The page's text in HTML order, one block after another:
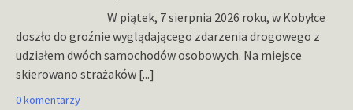
W piątek, 7 sierpnia 2026 roku, w Kobyłce
doszło do groźnie wyglądającego zdarzenia drogowego z
udziałem dwóch samochodów osobowych. Na miejsce
skierowano strażaków [...]
0 komentarzy